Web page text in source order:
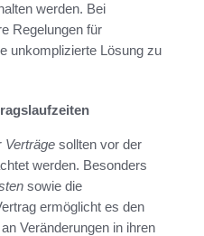
werden. Bei
Regelungen für
unkomplizierte Lösung zu
Verträge sollten vor der
werden. Besonders
sowie die
ermöglicht es den
Veränderungen in ihren